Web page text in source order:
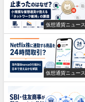
仮想通貨ニュース
仮想通貨ニュース